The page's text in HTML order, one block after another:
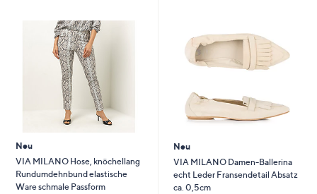
Neu
VIA MILANO Hose, knöchellang
Rundumdehnbund elastische
Ware schmale Passform
Neu
VIA MILANO Damen-Ballerina
echt Leder Fransendetail Absatz
ca. 0,5cm